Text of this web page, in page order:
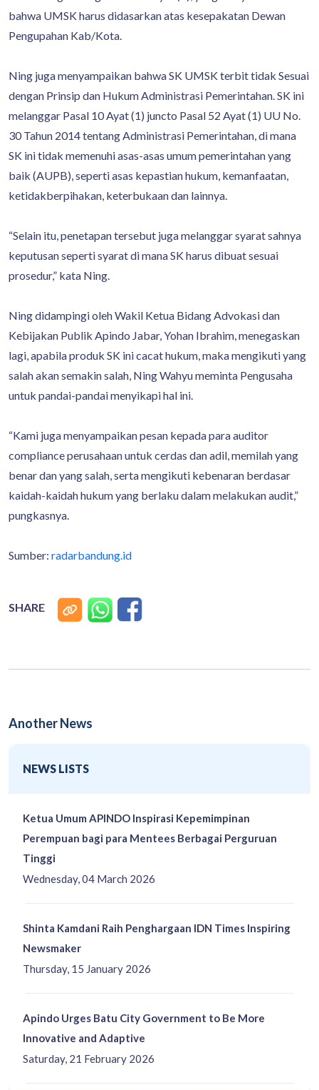
bahwa UMSK harus didasarkan atas kesepakatan Dewan
Pengupahan Kab/Kota.
Ning juga menyampaikan bahwa SK UMSK terbit tidak Sesuai
dengan Prinsip dan Hukum Administrasi Pemerintahan. SK ini
melanggar Pasal 10 Ayat (1) juncto Pasal 52 Ayat (1) UU No.
30 Tahun 2014 tentang Administrasi Pemerintahan, di mana
SK ini tidak memenuhi asas-asas umum pemerintahan yang
baik (AUPB), seperti asas kepastian hukum, kemanfaatan,
ketidakberpihakan, keterbukaan dan lainnya.
“Selain itu, penetapan tersebut juga melanggar syarat sahnya
keputusan seperti syarat di mana SK harus dibuat sesuai
prosedur,” kata Ning.
Ning didampingi oleh Wakil Ketua Bidang Advokasi dan
Kebijakan Publik Apindo Jabar, Yohan Ibrahim, menegaskan
lagi, apabila produk SK ini cacat hukum, maka mengikuti yang
salah akan semakin salah, Ning Wahyu meminta Pengusaha
untuk pandai-pandai menyikapi hal ini.
“Kami juga menyampaikan pesan kepada para auditor
compliance perusahaan untuk cerdas dan adil, memilah yang
benar dan yang salah, serta mengikuti kebenaran berdasar
kaidah-kaidah hukum yang berlaku dalam melakukan audit,”
pungkasnya.
Sumber: radarbandung.id
SHARE
Another News
NEWS LISTS
Wednesday, 04 March 2026
Ketua Umum APINDO Inspirasi Kepemimpinan
Perempuan bagi para Mentees Berbagai Perguruan
Tinggi
Thursday, 15 January 2026
Shinta Kamdani Raih Penghargaan IDN Times Inspiring
Newsmaker
Saturday, 21 February 2026
Apindo Urges Batu City Government to Be More
Innovative and Adaptive